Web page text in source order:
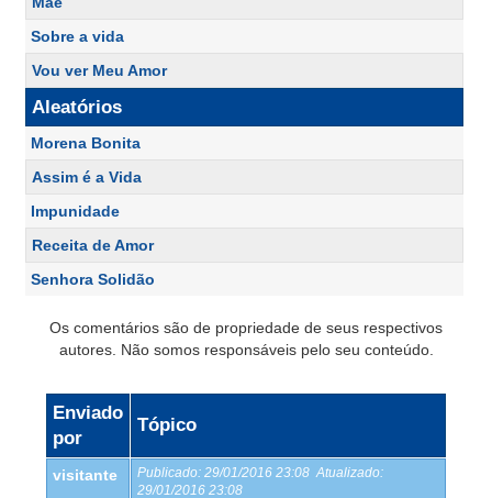
Sobre a vida
Vou ver Meu Amor
Aleatórios
Morena Bonita
Assim é a Vida
Impunidade
Receita de Amor
Senhora Solidão
Os comentários são de propriedade de seus respectivos
autores. Não somos responsáveis pelo seu conteúdo.
Enviado
por
Tópico
visitante Publicado: 29/01/2016 23:08 Atualizado:
29/01/2016 23:08